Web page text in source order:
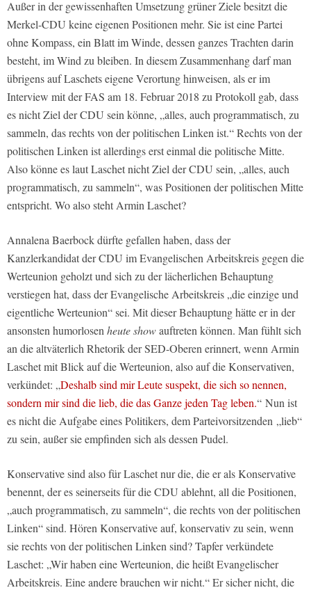
Außer in der gewissenhaften Umsetzung grüner Ziele besitzt die
Merkel-CDU keine eigenen Positionen mehr. Sie ist eine Partei
ohne Kompass, ein Blatt im Winde, dessen ganzes Trachten darin
besteht, im Wind zu bleiben. In diesem Zusammenhang darf man
übrigens auf Laschets eigene Verortung hinweisen, als er im
Interview mit derFAS am 18. Februar 2018 zu Protokoll gab, dass
es nicht Ziel der CDU sein könne, „alles, auch programmatisch, zu
sammeln, das rechts von der politischen Linken ist.“ Rechts von der
politischen Linken ist allerdings erst einmal die politische Mitte.
Also könne es laut Laschet nicht Ziel der CDU sein, „alles, auch
programmatisch, zu sammeln“, was Positionen der politischen Mitte
entspricht. Wo also steht Armin Laschet?
Annalena Baerbock dürfte gefallen haben, dass der
Kanzlerkandidat der CDU im Evangelischen Arbeitskreis gegen die
Werteunion geholzt und sich zu der lächerlichen Behauptung
verstiegen hat, dass der Evangelische Arbeitskreis „die einzige und
eigentliche Werteunion“ sei. Mit dieser Behauptung hätte er in der
ansonsten humorlosen heute showauftreten können. Man fühlt sich
an die altväterlich Rhetorik der SED-Oberen erinnert, wenn Armin
Laschet mit Blick auf die Werteunion, also auf die Konservativen,
verkündet: „Deshalb sind mir Leute suspekt, die sich so nennen,
sondern mir sind die lieb, die das Ganze jeden Tag leben.“ Nun ist
es nicht die Aufgabe eines Politikers, dem Parteivorsitzenden „lieb“
zu sein, außer sie empfinden sich als dessen Pudel.
Konservative sind also für Laschet nur die, die er als Konservative
benennt, der es seinerseits für die CDU ablehnt, all die Positionen,
„auch programmatisch, zu sammeln“, die rechts von der politischen
Linken“ sind. Hören Konservative auf, konservativ zu sein, wenn
sie rechts von der politischen Linken sind? Tapfer verkündete
Laschet: „Wir haben eine Werteunion, die heißt Evangelischer
Arbeitskreis. Eine andere brauchen wir nicht.“ Er sicher nicht, die